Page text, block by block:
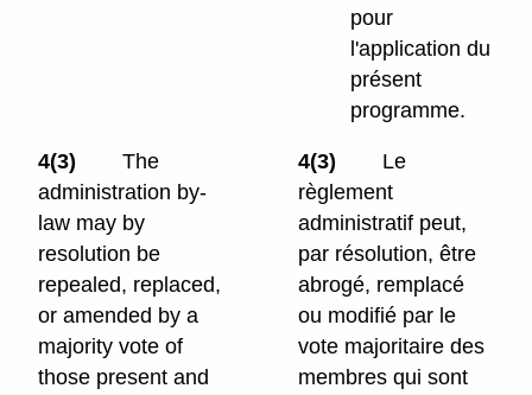
pour
l'application du
présent
programme.
4(3)
The
administration by-
law may by
resolution be
repealed, replaced,
or amended by a
majority vote of
those present and
4(3)
Le
règlement
administratif peut,
par résolution, être
abrogé, remplacé
ou modifié par le
vote majoritaire des
membres qui sont